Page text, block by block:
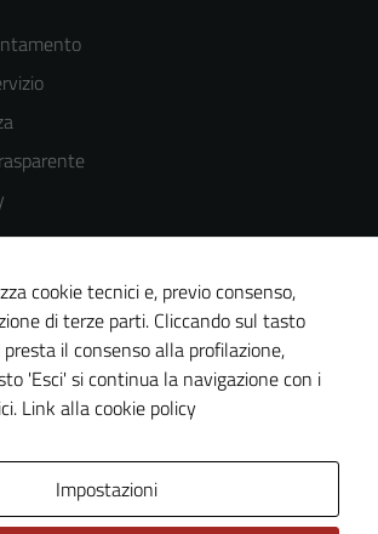
del sito
cookie tecnici e, previo consenso,
di terze parti. Cliccando sul tasto
il consenso alla profilazione,
'Esci' si continua la navigazione con i
Link alla cookie policy
Impostazioni